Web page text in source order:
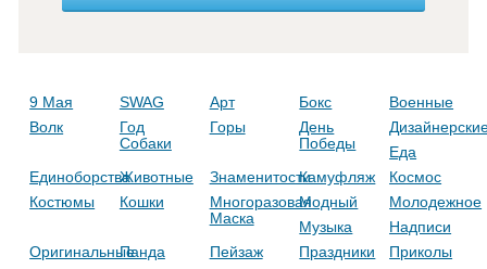
9 Мая SWAG Арт Бокс
Военные
Волк
Год
Собаки
Горы
День
Победы
Еда
ЕдиноборстваЖивотные ЗнаменитостиКамуфляж
Космос
Костюмы
Кошки
Многоразовая
Маска
Модный
Молодежное
Музыка
Надписи
ОригинальныеПанда Пейзаж Праздники
Приколы